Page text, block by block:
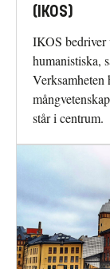
(IKOS)
IKOS
humanistiska,
Verksamheten
står i centrum.